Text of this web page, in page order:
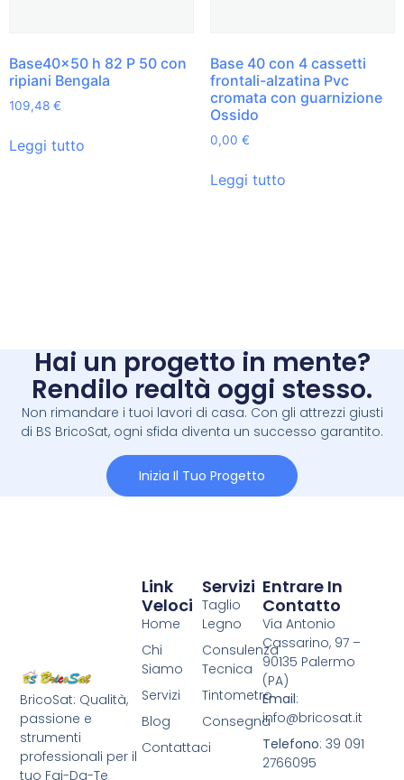
Base40x50 h 82 P 50 con
ripiani Bengala
109,48 €
Leggi tutto
Base 40 con 4 cassetti
frontali-alzatina Pvc
cromata con guarnizione
Ossido
0,00 €
Leggi tutto
Hai un progetto in mente?
Rendilo realtà oggi stesso.
Non rimandare i tuoi lavori di casa. Con gli attrezzi giusti
di BS BricoSat, ogni sfida diventa un successo garantito.
Inizia Il Tuo Progetto
BricoSat: Qualità,
passione e
strumenti
professionali per il
tuo Fai-Da-Te
Servizi
Taglio
Legno
Consulenza
Tecnica
Tintometro
Consegna
Link
Veloci
Home
Chi
Siamo
Servizi
Blog
Contattaci
Entrare In
Contatto
Via Antonio
Cassarino, 97 –
90135 Palermo
(PA)
Email:
info@bricosat.it
Telefono: 39 091
2766095